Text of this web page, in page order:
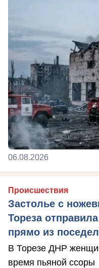
06.08.2026
Происшествия
Застолье с
Тореза
прямо из
В Торезе ДНР
время пьяной ссоры